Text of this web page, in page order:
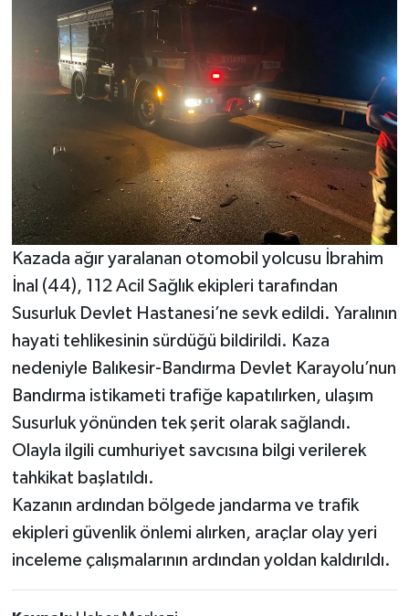
Kazada ağır yaralanan otomobil yolcusu İbrahim
İnal (44), 112 Acil Sağlık ekipleri tarafından
Susurluk Devlet Hastanesi’ne sevk edildi. Yaralının
hayati tehlikesinin sürdüğü bildirildi. Kaza
nedeniyle Balıkesir-Bandırma Devlet Karayolu’nun
Bandırma istikameti trafiğe kapatılırken, ulaşım
Susurluk yönünden tek şerit olarak sağlandı.
Olayla ilgili cumhuriyet savcısına bilgi verilerek
tahkikat başlatıldı.
Kazanın ardından bölgede jandarma ve trafik
ekipleri güvenlik önlemi alırken, araçlar olay yeri
inceleme çalışmalarının ardından yoldan kaldırıldı.